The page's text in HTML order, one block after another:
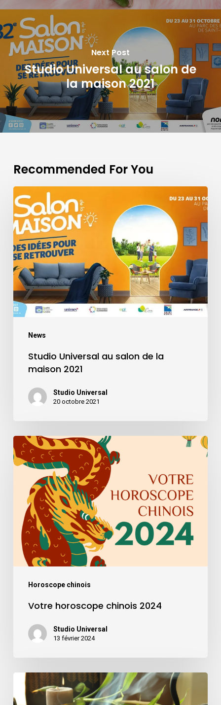
Next Post
Studio Universal au salon de
la maison 2021
Recommended For You
News
Studio
Universal
au
salon
de
la
maison
2021
Studio Universal au salon de la
maison 2021
Studio Universal
20 octobre 2021
Horoscope chinois
Votre
horoscope
2024
Votre horoscope chinois 2024
Studio Universal
13 février 2024
Top
6